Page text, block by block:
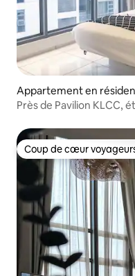
Appartement en
Près de Pavilion KLCC,
Coup de cœur
Coup de cœur